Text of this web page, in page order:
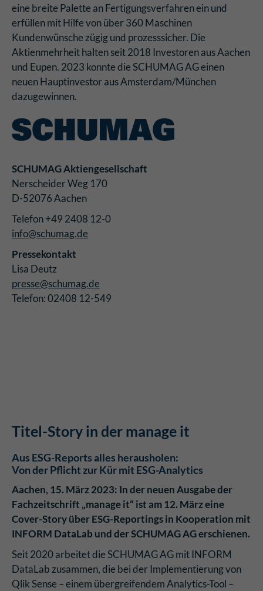
eine breite Palette an Fertigungsverfahren ein und
erfüllen mit Hilfe von über 360 Maschinen
Kundenwünsche zügig und prozesssicher. Die
Aktienmehrheit halten seit 2018 Investoren aus Aachen
und Eupen. 2023 konnte die SCHUMAG AG einen
neuen Hauptinvestor aus Amsterdam/München
dazugewinnen.
SCHUMAG Aktiengesellschaft
Nerscheider Weg 170
D-52076 Aachen
Telefon +49 2408 12-0
info@schumag.de
Pressekontakt
Lisa Deutz
presse@schumag.de
Telefon: 02408 12-549
Titel-Story in der manage it
Aus ESG-Reports alles herausholen:
Von der Pflicht zur Kür mit ESG-Analytics
Aachen, 15. März 2023: In der neuen Ausgabe der
Fachzeitschrift „manage it“ ist am 12. März eine
Cover-Story über ESG-Reportings in Kooperation mit
INFORM DataLab und der SCHUMAG AG erschienen.
Seit 2020 arbeitet die SCHUMAG AG mit INFORM
DataLab zusammen, die bei der Implementierung von
Qlik Sense – einem übergreifendem Analytics-Tool –